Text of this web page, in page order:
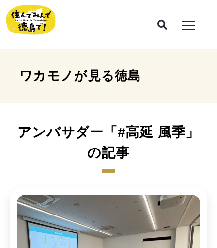
ワカモノが見る徳島
アンバサダー「#高延 風季」
の記事